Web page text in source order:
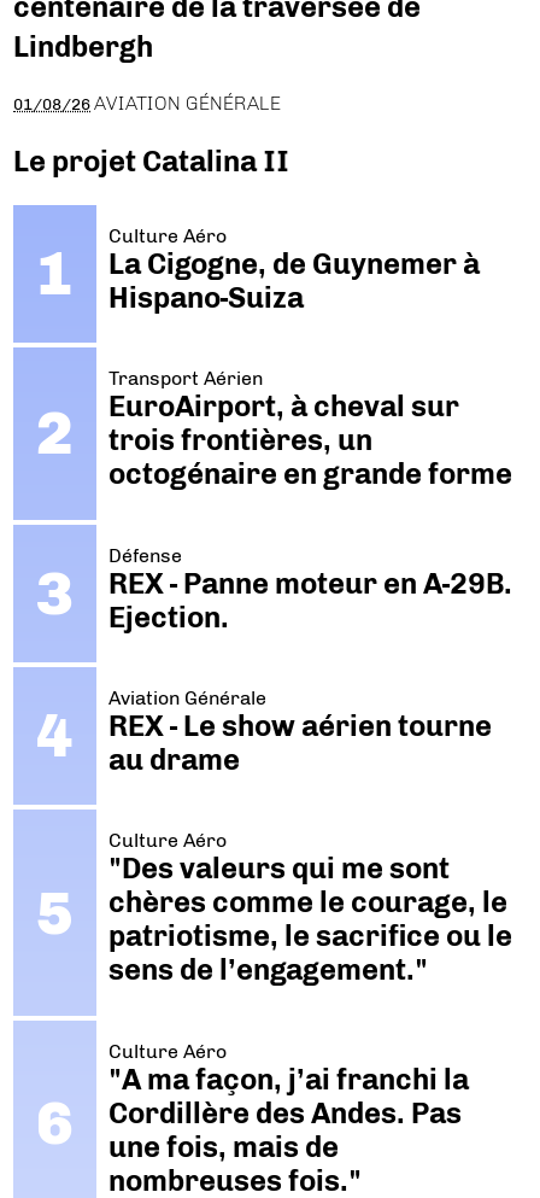
Lindbergh
01/08/26 AVIATION GÉNÉRALE
Le projet Catalina II
Culture Aéro
La Cigogne, de Guynemer à
Hispano-Suiza
Transport Aérien
EuroAirport, à cheval sur
trois frontières, un
octogénaire en grande forme
Défense
REX - Panne moteur en A-29B.
Ejection.
Aviation Générale
REX - Le show aérien tourne
au drame
Culture Aéro
"Des valeurs qui me sont
chères comme le courage, le
patriotisme, le sacrifice ou le
sens de l’engagement."
Culture Aéro
"A ma façon, j’ai franchi la
Cordillère des Andes. Pas
une fois, mais de
nombreuses fois."